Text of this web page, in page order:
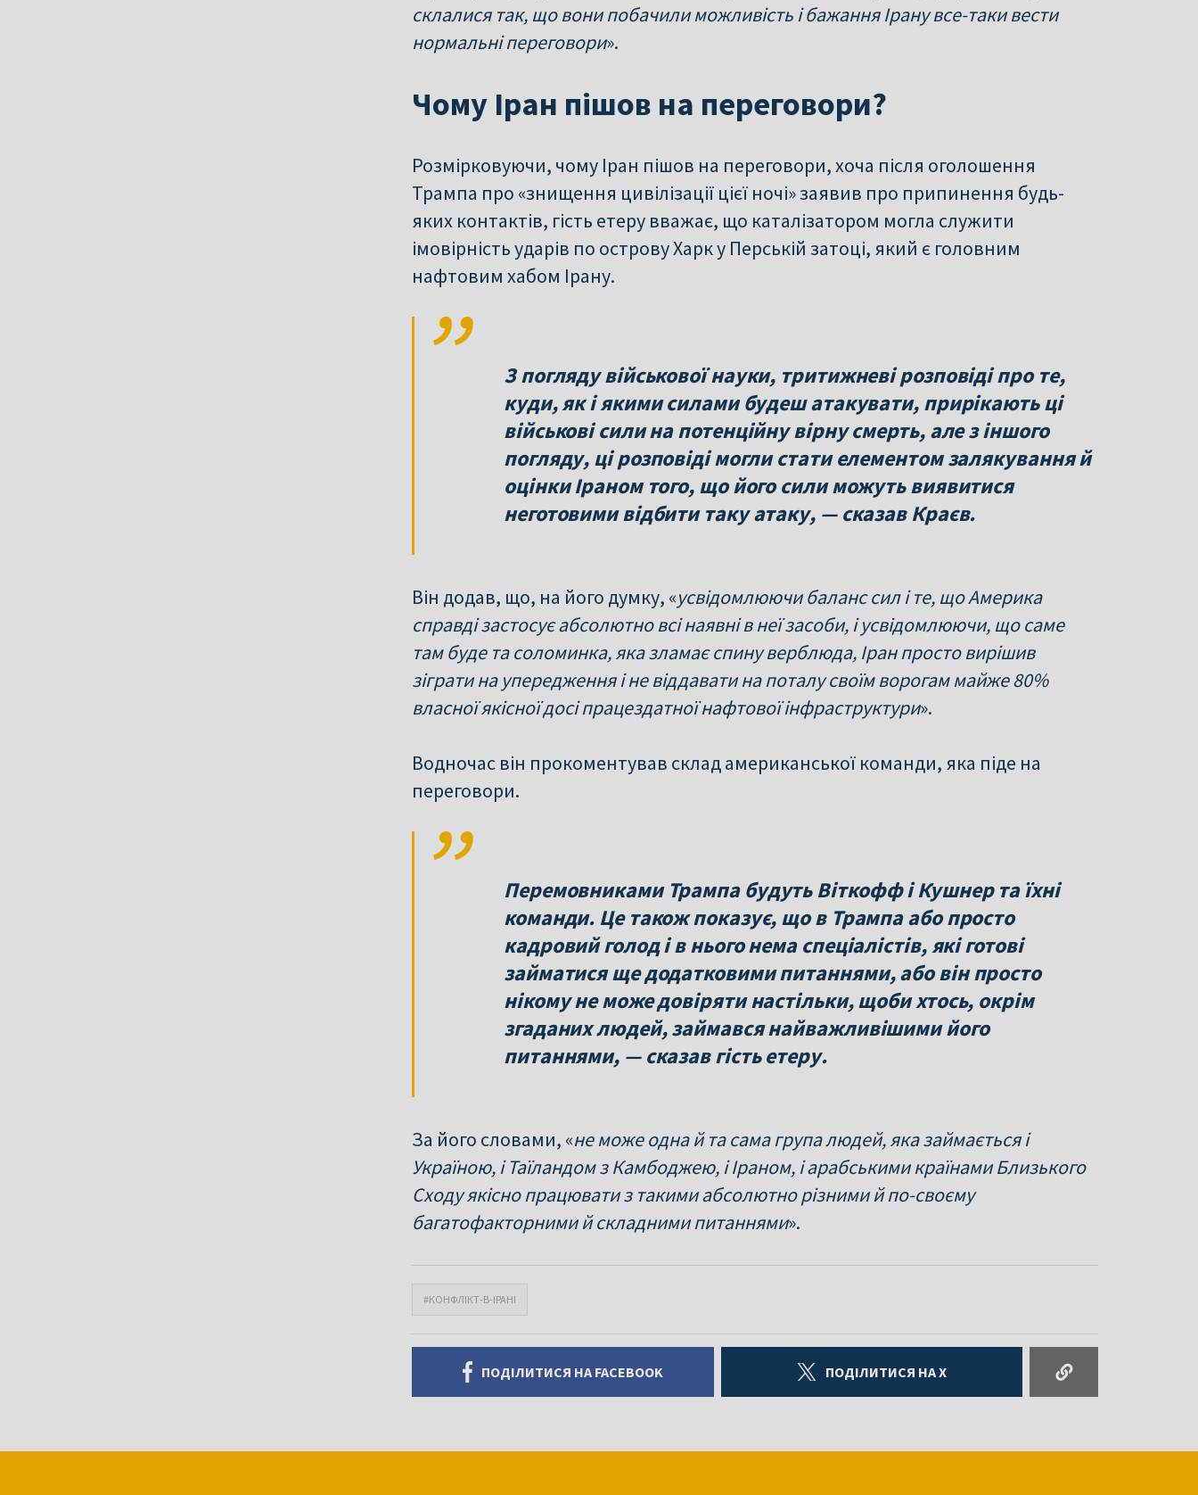
склалися так, що вони побачили можливість і бажання Ірану все-таки вести
нормальні переговори».
Чому Іран пішов на переговори?
Розмірковуючи, чому Іран пішов на переговори, хоча після оголошення
Трампа про «знищення цивілізації цієї ночі» заявив про припинення будь-
яких контактів, гість етеру вважає, що каталізатором могла служити
імовірність ударів по острову Харк у Перській затоці, який є головним
нафтовим хабом Ірану.
З погляду військової науки, тритижневі розповіді про те,
куди, як і якими силами будеш атакувати, прирікають ці
військові сили на потенційну вірну смерть, але з іншого
погляду, ці розповіді могли стати елементом залякування й
оцінки Іраном того, що його сили можуть виявитися
неготовими відбити таку атаку, — сказав Краєв.
Він додав, що, на його думку, «усвідомлюючи баланс сил і те, що Америка
справді застосує абсолютно всі наявні в неї засоби, і усвідомлюючи, що саме
там буде та соломинка, яка зламає спину верблюда, Іран просто вирішив
зіграти на упередження і не віддавати на поталу своїм ворогам майже 80%
власної якісної досі працездатної нафтової інфраструктури».
Водночас він прокоментував склад американської команди, яка піде на
переговори.
Перемовниками Трампа будуть Віткофф і Кушнер та їхні
команди. Це також показує, що в Трампа або просто
кадровий голод і в нього нема спеціалістів, які готові
займатися ще додатковими питаннями, або він просто
нікому не може довіряти настільки, щоби хтось, окрім
згаданих людей, займався найважливішими його
питаннями, — сказав гість етеру.
За його словами, «не може одна й та сама група людей, яка займається і
Україною, і Таїландом з Камбоджею, і Іраном, і арабськими країнами Близького
Сходу якісно працювати з такими абсолютно різними й по-своєму
багатофакторними й складними питаннями».
#КОНФЛІКТ-В-ІРАНІ
ПОДІЛИТИСЯ НА FACEBOOK ПОДІЛИТИСЯ НА X